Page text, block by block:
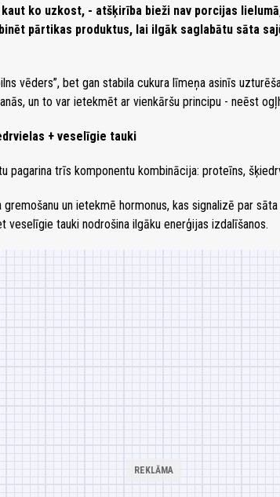
ko uzkost, - atšķirība bieži nav porcijas
pārtikas produktus, lai ilgāk saglabātu sāta
vēders”, bet gan stabila cukura līmeņa asinīs
un to var ietekmēt ar vienkāršu principu - neēst
+ veselīgie tauki
pagarina trīs komponentu kombinācija: proteīns,
gremošanu un ietekmē hormonus, kas signalizē par
veselīgie tauki nodrošina ilgāku enerģijas izdalīšanos.